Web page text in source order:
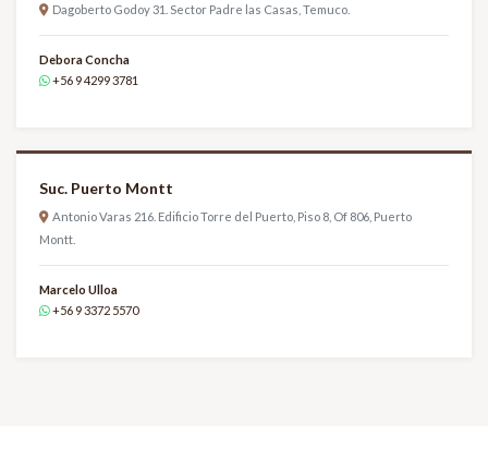
Dagoberto Godoy 31. Sector Padre las Casas, Temuco.
Debora Concha
+56 9 4299 3781
Suc. Puerto Montt
Antonio Varas 216. Edificio Torre del Puerto, Piso 8, Of 806, Puerto
Montt.
Marcelo Ulloa
+56 9 3372 5570